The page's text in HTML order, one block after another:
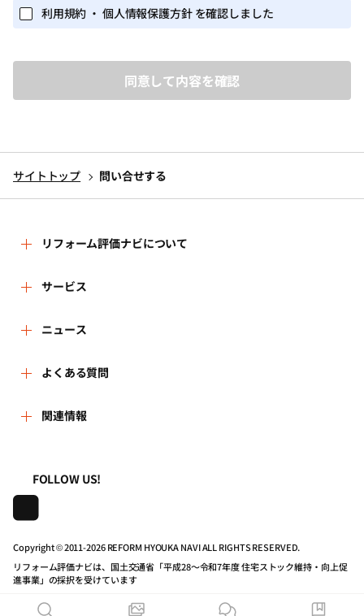
い。
ジ(以下、「マイページ」)が提供されます。
ユーザーは、マイページにおいては、次条に定めるサービ
スを利用いただくことができます。
4.当財団から付与されたＩＤ・パスワード(以下、「アカウン
当サイトのサービスを利用する可能性があります。ユー
ウントに関しては慎重に管理してください。
とに起因して、万一何らかの損害や不利益を被ることが
ません。あらかじめご了承ください。
登録されたリフォーム事業者(以下、「登録事業者」)への
照会、見積依頼のサービスを利用することができます。
とするときは、当サイトの事業者ページの「問合せる」ボ
タンないし「見積を依頼する(最大5件)」ボタンをクリック
していただき、「お問合せ画面」ないし「見積依頼フォー
ム画面」に所定の必要な情報を入力する方法で行ってくだ
いても、個人情報を収集する場合がございます。
定めるとともに、これを実行し維持することを宣言いたしま
を取得いたします。
2.個人情報を、本人から直接書面によって取得する場合は、
当財団名、個人情報保護管理者名及び連絡先、利用目的等
ます。
で行います。
合や、人命・財産の保護などやむを得ない場合を除き、本
人の承諾なしに第三者に開示・提供いたしません。
6.個人情報の処理を外部へ委託する場合は、漏洩や第三者へ
7.保有する個人情報について、本人より自己の情報の開示を
求められた場合には、当財団の問合せ窓口まで連絡いただ
また、開示の結果、誤った情報があり、訂正や削除が求め
利用規約 ・ 個人情報保護方針 を確認しました
サイトトップ 問い合せする
リフォーム評価ナビについて
リフォーム評価ナビとは
運営体制
はじめての方へ
事務局へのお問い合せ
地域の相談窓口のみなさまへ
リフォーム会社一覧
住宅関連機関リンク集
リフォーム評価ナビPRO
サービス
リフォーム会社を探す
リフォーム事例を見る
リフォームを相談する
動画で学べるリフォームの基礎知識
マイページの活用
ニュース
新着情報
講習会・セミナー
よくある質問
よくある質問
動作推奨環境について
公式バナーのダウンロード
関連情報
株式会社日本建築住宅センター
FOLLOW US!
Copyright © 2011-2026 REFORM HYOUKA NAVI ALL RIGHTS RESERVED.
リフォーム評価ナビは、国土交通省「平成28～令和7年度 住宅ストック維持・向上促
進事業」の採択を受けています